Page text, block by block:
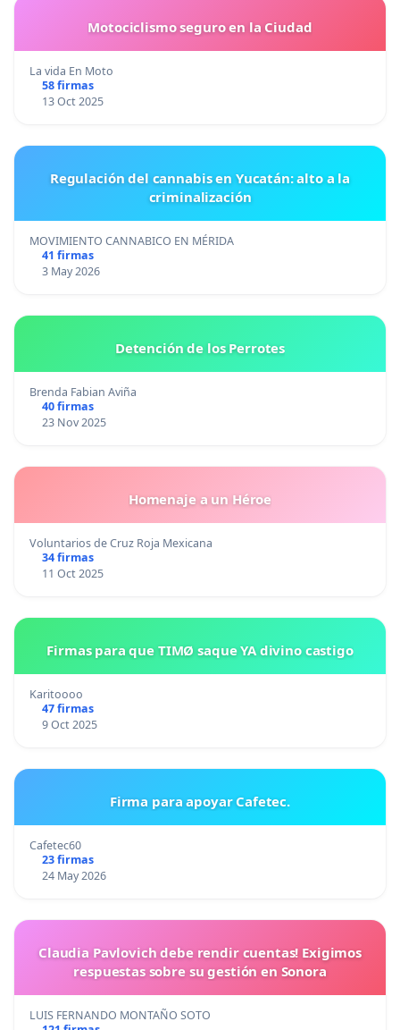
Motociclismo seguro en la Ciudad
La vida En Moto
58 firmas
13 Oct 2025
Regulación del cannabis en Yucatán: alto a la
criminalización
MOVIMIENTO CANNABICO EN MÉRIDA
41 firmas
3 May 2026
Detención de los Perrotes
Brenda Fabian Aviña
40 firmas
23 Nov 2025
Homenaje a un Héroe
Voluntarios de Cruz Roja Mexicana
34 firmas
11 Oct 2025
Firmas para que TIMØ saque YA divino castigo
Karitoooo
47 firmas
9 Oct 2025
Firma para apoyar Cafetec.
Cafetec60
23 firmas
24 May 2026
Claudia Pavlovich debe rendir cuentas! Exigimos
respuestas sobre su gestión en Sonora
LUIS FERNANDO MONTAÑO SOTO